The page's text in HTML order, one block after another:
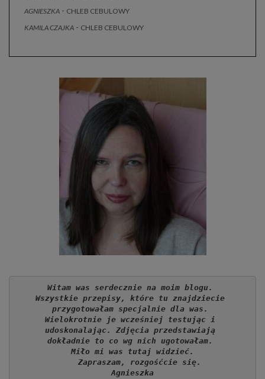
AGNIESZKA - CHLEB CEBULOWY
KAMILA CZAJKA - CHLEB CEBULOWY
Witam was serdecznie na moim blogu.
Wszystkie przepisy, które tu znajdziecie
przygotowałam specjalnie dla was.
Wielokrotnie je wcześniej testując i
udoskonalając. Zdjęcia przedstawiają
dokładnie to co wg nich ugotowałam.
Miło mi was tutaj widzieć.
   Zapraszam, rozgośćcie się.
Agnieszka